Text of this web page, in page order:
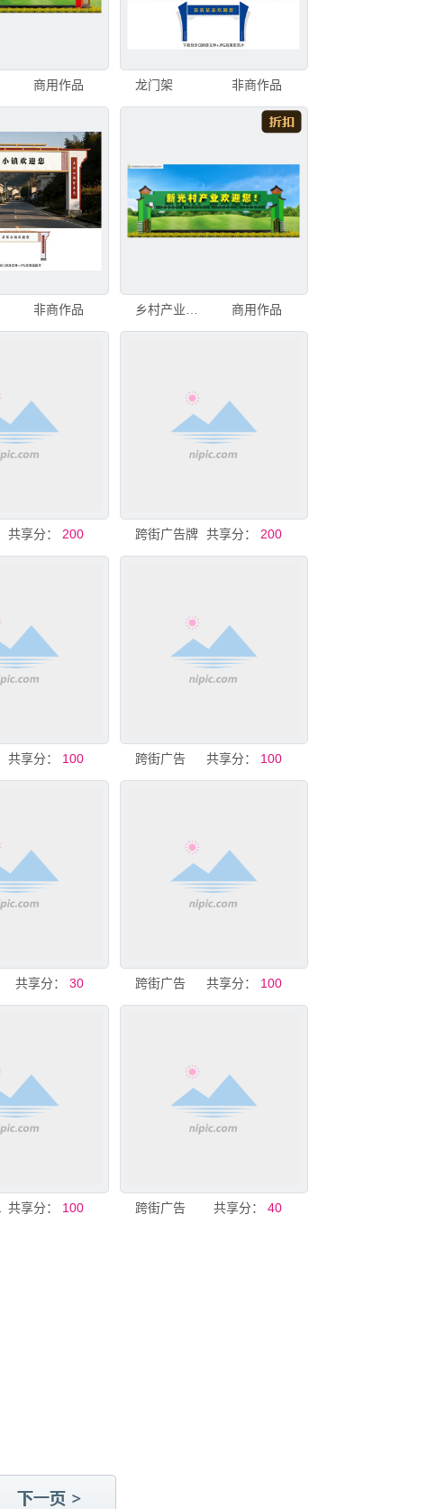
商用作品 龙门架 非商作品
非商作品 商用作品
共享分： 200 跨街广告牌 共享分： 200
共享分： 100 跨街广告 共享分： 100
共享分： 30 跨街广告 共享分： 100
共享分： 100 跨街广告 共享分： 40